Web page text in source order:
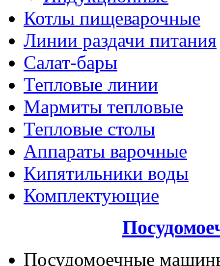
Котлы пищеварочные
Линии раздачи питания
Салат-бары
Тепловые линии
Мармиты тепловые
Тепловые столы
Аппараты варочные
Кипятильники воды
Комплектующие
Посудомоечные